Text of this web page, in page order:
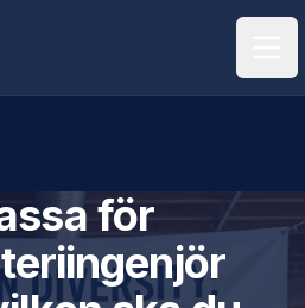
för